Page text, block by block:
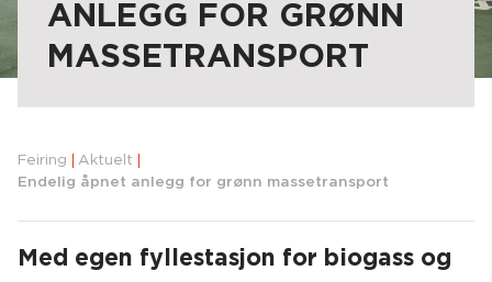
ANLEGG FOR GRØNN
MASSETRANSPORT
Feiring
Aktuelt
Endelig åpnet anlegg for grønn massetransport
Med egen fyllestasjon for biogass og